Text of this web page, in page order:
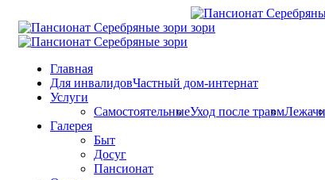
Главная
Для инвалидовЧастный дом-интернат
Услуги
СамостоятельныеУход после травм
Галерея
Быт
Досуг
Пансионат